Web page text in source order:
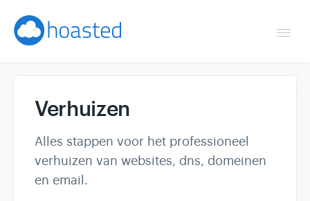
Optimaliseren & debuggen
Verhuizen
Alles stappen voor het professioneel
verhuizen van websites, dns, domeinen
en email.